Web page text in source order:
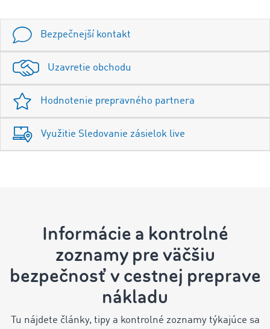
Bezpečnejší kontakt
Uzavretie obchodu
Hodnotenie prepravného partnera
Využitie Sledovanie zásielok live
Informácie a kontrolné
zoznamy pre väčšiu
bezpečnosť v cestnej preprave
nákladu
Tu nájdete články, tipy a kontrolné zoznamy týkajúce sa